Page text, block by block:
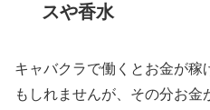
スや香水
キャバクラで働くとお金が
もしれませんが、その分お金